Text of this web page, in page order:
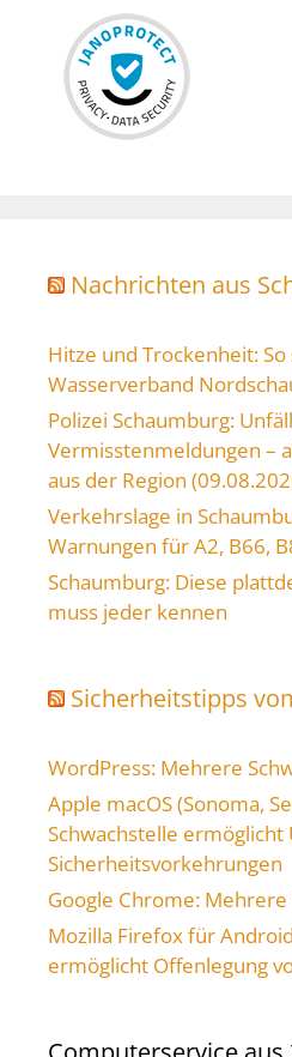
Nachrichten aus
Hitze und Trockenheit:
Wasserverband
Polizei Schaumburg:
Vermisstenmeldungen –
aus der Region
Verkehrslage in
Warnungen für A2, B66,
Schaumburg: Diese
muss jeder kennen
Sicherheitstipps
WordPress: Mehrere
Apple macOS (Sonoma,
Schwachstelle ermöglicht
Sicherheitsvorkehrungen
Google Chrome: Mehrere
Mozilla Firefox für
ermöglicht Offenlegung